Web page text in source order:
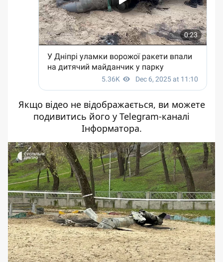
Якщо відео не відображається, ви можете
подивитись його у Telegram-каналі
Інформатора.